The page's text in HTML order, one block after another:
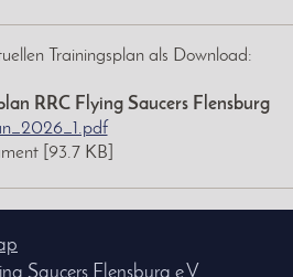
Trainingsplan als Download:
RRC Flying Saucers Flensburg
[93.7 KB]